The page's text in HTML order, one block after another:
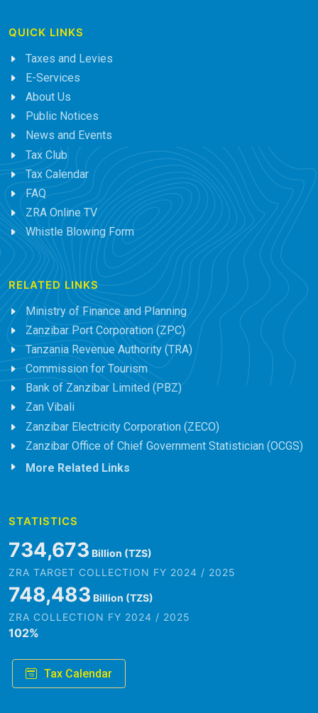
QUICK LINKS
Taxes and Levies
E-Services
About Us
Public Notices
News and Events
Tax Club
Tax Calendar
FAQ
ZRA Online TV
Whistle Blowing Form
RELATED LINKS
Ministry of Finance and Planning
Zanzibar Port Corporation (ZPC)
Tanzania Revenue Authority (TRA)
Commission for Tourism
Bank of Zanzibar Limited (PBZ)
Zan Vibali
Zanzibar Electricity Corporation (ZECO)
Zanzibar Office of Chief Government Statistician (OCGS)
More Related Links
STATISTICS
845,979 Billion (TZS)
ZRA TARGET COLLECTION FY 2024 / 2025
861,882Billion (TZS)
ZRA COLLECTION FY 2024 / 2025
102%
Tax Calendar